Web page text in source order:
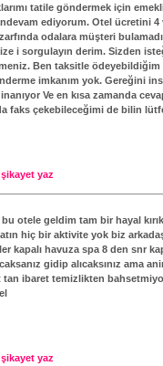
tatile göndermek için
ediyorum. Otel ücretini
odalara müşteri
i sorgulayın derim. Sizden
Ben taksitle ödeyebildiğim
imkanım yok. Gereğini
Ve en kısa zamanda
faks çekebileceğimi de bilin
yaz
bu otele geldim tam bir hayal
hiç bir aktivite yok biz
kapalı havuza spa 8 den snr
gidip alıcaksınız ama
tan ibaret temizlikten
yaz